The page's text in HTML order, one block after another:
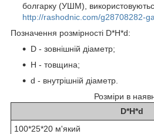
болгарку (УШМ),
http://rashodnic.com/g28708282-
Позначення розмірності D*H*d:
D - зовнішній діаметр;
H - товщина;
d - внутрішній діаметр.
Розміри в
D*H*d
100*25*20 м'який